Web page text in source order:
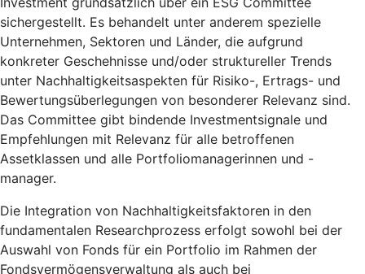
sichergestellt. Es behandelt unter anderem spezielle
Unternehmen, Sektoren und Länder, die aufgrund
konkreter Geschehnisse und/oder struktureller Trends
unter Nachhaltigkeitsaspekten für Risiko-, Ertrags- und
Bewertungsüberlegungen von besonderer Relevanz sind.
Das Committee gibt bindende Investmentsignale und
Empfehlungen mit Relevanz für alle betroffenen
Assetklassen und alle Portfoliomanagerinnen und -
manager.
Die Integration von Nachhaltigkeitsfaktoren in den
fundamentalen Researchprozess erfolgt sowohl bei der
Auswahl von Fonds für ein Portfolio im Rahmen der
Fondsvermögensverwaltung als auch bei